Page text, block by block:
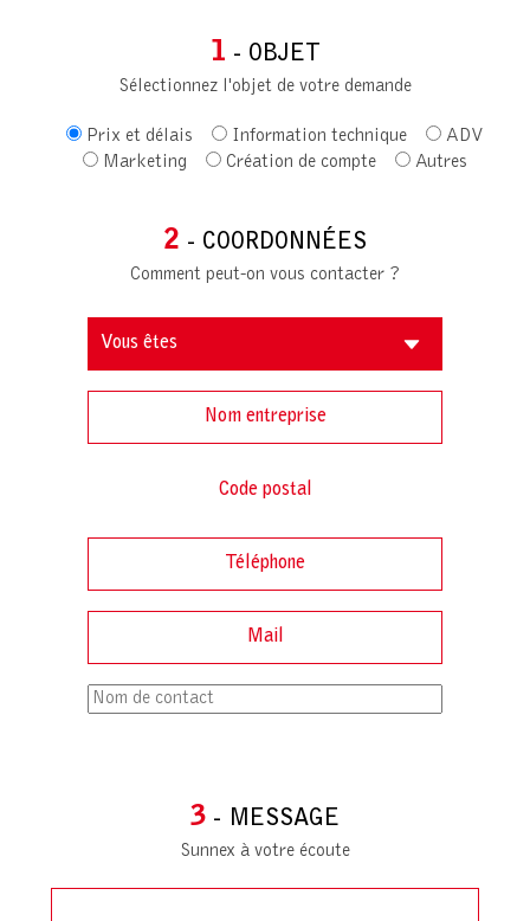
1 - OBJET
Sélectionnez l'objet de votre demande
Prix et délais Information technique
ADV
Marketing
Création de compte Autres
2 - COORDONNÉES
Comment peut-on vous contacter ?
3 - MESSAGE
Sunnex à votre écoute